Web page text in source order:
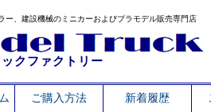
ー、建設機械のミニカーおよびプラモデル販売専門店
クファクトリー
ご購入方法 新着履歴